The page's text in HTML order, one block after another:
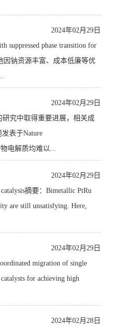
2024年02月29日
phase transition for
因钠资源丰富、成本低廉等优
2024年02月29日
究中取得重要进展，相关成
发表于Nature
电解质均难以...
2024年02月29日
摘要：Bimetallic PtRu
are still unsatisfying. Here,
2024年02月29日
migration of single
for achieving high
2024年02月28日